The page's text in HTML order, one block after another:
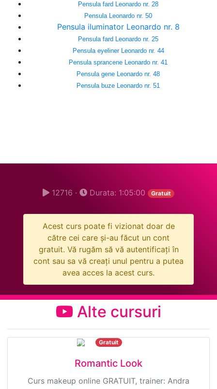
Pensula fard Leonardo nr. 28
Pensula Leonardo nr. 50
Pensula iluminator Leonardo nr. 8
Pensula fard Leonardo nr. 25
Pensula eyeliner Leonardo nr. 44
Pensula sprancene Leonardo nr. 41
Pensula gene Leonardo nr. 48
Pensula buze Leonardo nr. 51
12716 · Durata: 1:05:00 Gratuit
Acest curs poate fi vizionat doar de
către cei care și-au făcut un cont
gratuit. Vă rugăm să vă autentificați în
cont sau sa vă creați unul pentru a putea
avea acces la acest curs.
Alte cursuri
Durata: 50:00 Gratuit
Romantic Look
Curs makeup online GRATUIT, trainer: Andra